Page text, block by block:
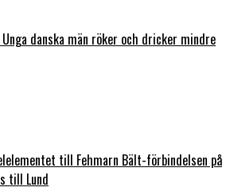
danska män röker och dricker mindre
till Fehmarn Bält-förbindelsen på
till Lund